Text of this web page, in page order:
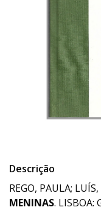
Descrição
REGO, PAULA;
MENINAS. LISBOA: